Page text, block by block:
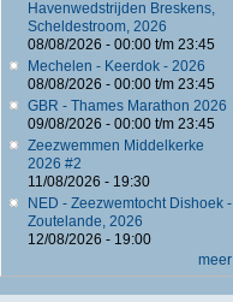
Havenwedstrijden Breskens,
Scheldestroom, 2026
08/08/2026 - 00:00t/m 23:45
Mechelen - Keerdok - 2026
08/08/2026 - 00:00t/m 23:45
GBR - Thames Marathon 2026
09/08/2026 - 00:00t/m 23:45
Zeezwemmen Middelkerke
2026 #2
11/08/2026 - 19:30
NED - Zeezwemtocht Dishoek -
Zoutelande, 2026
12/08/2026 - 19:00
meer